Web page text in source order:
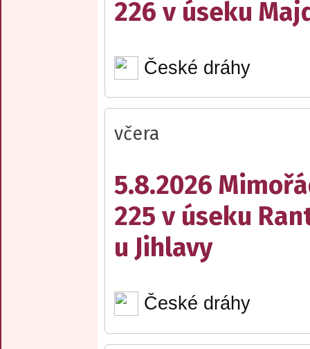
226 v úseku
České dráhy
včera
5.8.2026
225 v úseku
u Jihlavy
České dráhy